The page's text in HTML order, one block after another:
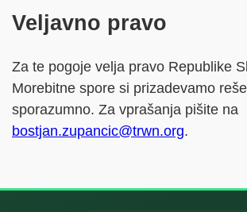
Veljavno pravo
Za te pogoje velja pravo Republike
Morebitne spore si prizadevamo
sporazumno. Za vprašanja pišite na
bostjan.zupancic@trwn.org.